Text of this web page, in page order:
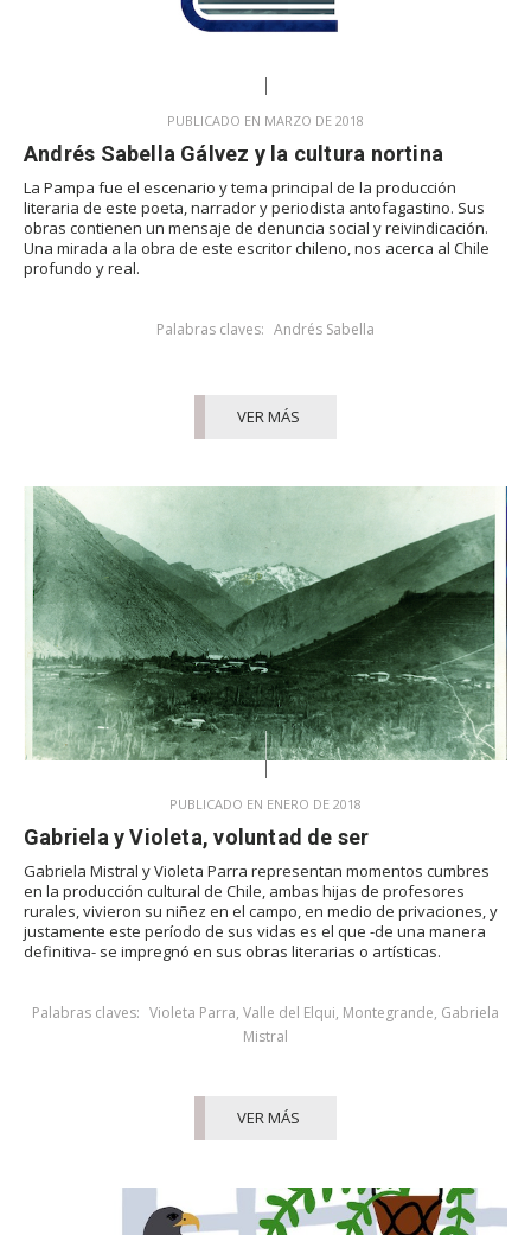
PUBLICADO EN MARZO DE 2018
Andrés Sabella Gálvez y la cultura nortina
La Pampa fue el escenario y tema principal de la producción
literaria de este poeta, narrador y periodista antofagastino. Sus
obras contienen un mensaje de denuncia social y reivindicación.
Una mirada a la obra de este escritor chileno, nos acerca al Chile
profundo y real.
Palabras claves: Andrés Sabella
VER MÁS
PUBLICADO EN ENERO DE 2018
Gabriela y Violeta, voluntad de ser
Gabriela Mistral y Violeta Parra representan momentos cumbres
en la producción cultural de Chile, ambas hijas de profesores
rurales, vivieron su niñez en el campo, en medio de privaciones, y
justamente este período de sus vidas es el que -de una manera
definitiva- se impregnó en sus obras literarias o artísticas.
Palabras claves: Violeta Parra, Valle del Elqui, Montegrande, Gabriela
Mistral
VER MÁS